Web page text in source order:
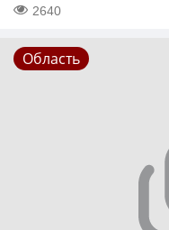
2640
Область